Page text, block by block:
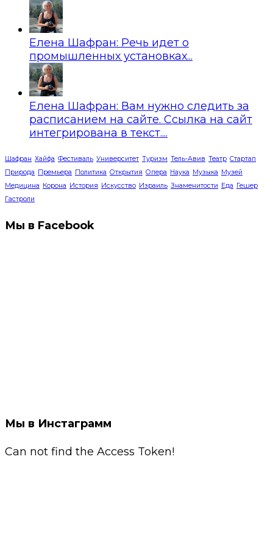
Елена Шафран: Речь идет о
промышленных установках...
Елена Шафран: Вам нужно следить за
расписанием на сайте. Ссылка на сайт
интегрирована в текст....
Шафран Хайфа Фестиваль Университет Туризм Тель-Авив Театр Стартап
Природа Премьера Политика Открытия Опера Наука Музыка Музей
Медицина Корона История Искусство Израиль Знаменитости Еда Гешер
Гастроли
Мы в Facebook
Мы в Инстаграмм
Can not find the Access Token!